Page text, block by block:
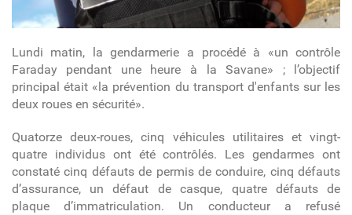
Lundi matin, la gendarmerie a procédé à «un contrôle
Faraday pendant une heure à la Savane» ; l’objectif
principal était «la prévention du transport d'enfants sur les
deux roues en sécurité».
Quatorze deux-roues, cinq véhicules utilitaires et vingt-
quatre individus ont été contrôlés. Les gendarmes ont
constaté cinq défauts de permis de conduire, cinq défauts
d’assurance, un défaut de casque, quatre défauts de
plaque d’immatriculation. Un conducteur a refusé